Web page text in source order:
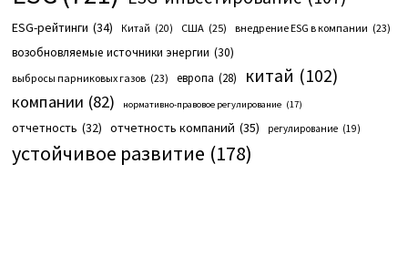
ESG-рейтинги (34) Китай (20) США (25) внедрение ESG в компании (23)
возобновляемые источники энергии (30)
выбросы парниковых газов (23) европа (28) китай (102)
компании (82) нормативно-правовое регулирование (17)
отчетность (32) отчетность компаний (35) регулирование (19)
устойчивое развитие (178)